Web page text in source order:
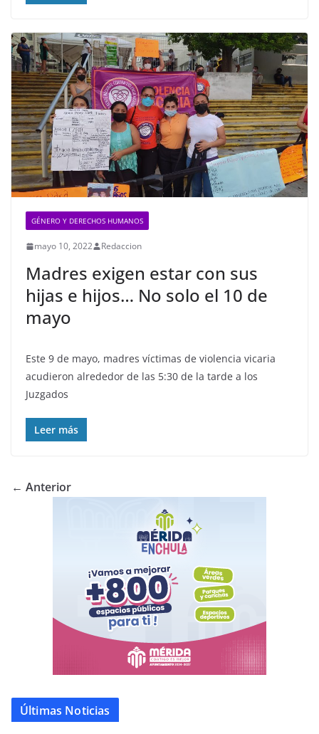
GÉNERO Y DERECHOS HUMANOS
mayo 10, 2022 Redaccion
Madres exigen estar con sus
hijas e hijos… No solo el 10 de
mayo
Este 9 de mayo, madres víctimas de violencia vicaria
acudieron alrededor de las 5:30 de la tarde a los
Juzgados
Leer más
← Anterior
Últimas Noticias